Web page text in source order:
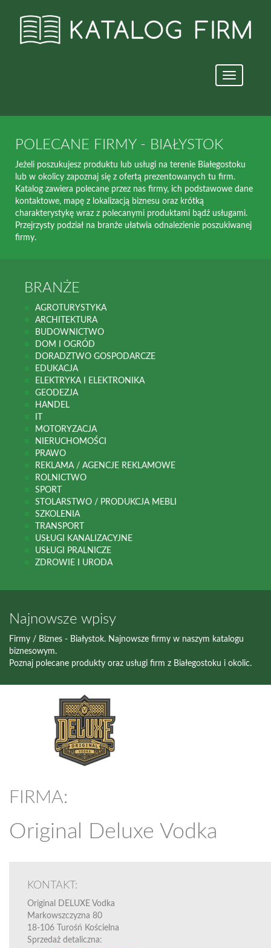
Nawigacja
strony
POLECANE FIRMY - BIAŁYSTOK
Jeżeli poszukujesz produktu lub usługi na terenie Białegostoku
lub w okolicy zapoznaj się z ofertą prezentowanych tu firm.
Katalog zawiera polecane przez nas firmy, ich podstawowe dane
kontaktowe, mapę z lokalizacją biznesu oraz krótką
charakterystykę wraz z polecanymi produktami bądź usługami.
Przejrzysty podział na branże ułatwia odnalezienie poszukiwanej
firmy.
BRANŻE
AGROTURYSTYKA
ARCHITEKTURA
BUDOWNICTWO
DOM I OGRÓD
DORADZTWO GOSPODARCZE
EDUKACJA
ELEKTRYKA I ELEKTRONIKA
GEODEZJA
HANDEL
MOTORYZACJA
NIERUCHOMOŚCI
PRAWO
REKLAMA / AGENCJE REKLAMOWE
ROLNICTWO
SPORT
STOLARSTWO / PRODUKCJA MEBLI
SZKOLENIA
TRANSPORT
USŁUGI KANALIZACYJNE
USŁUGI PRALNICZE
ZDROWIE I URODA
Najnowsze wpisy
Firmy / Biznes - Białystok. Najnowsze firmy w naszym katalogu
biznesowym.
Poznaj polecane produkty oraz usługi firm z Białegostoku i okolic.
FIRMA:
Original Deluxe Vodka
KONTAKT:
Original DELUXE Vodka
Markowszczyzna 80
18-106 Turośń Kościelna
Sprzedaż detaliczna: